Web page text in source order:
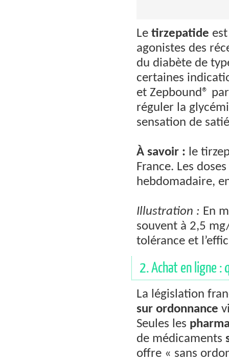
Le tirzepatide
agonistes des
du diabète de
certaines
et Zepbound®
réguler la
sensation de
À savoir : le
France. Les
hebdomadaire,
Illustration : En
souvent à 2,5
tolérance et
2. Achat en ligne :
La législation
sur ordonnance
Seules les
de médicaments
offre « sans